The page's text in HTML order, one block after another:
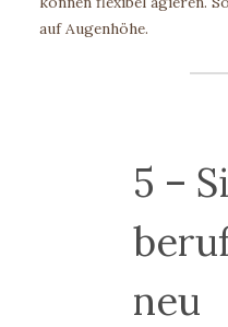
auf Augenhöhe.
5 –
neu